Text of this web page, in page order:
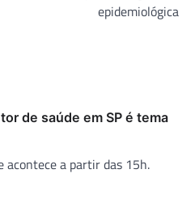
epidemiológica
de saúde em SP é tema
acontece a partir das 15h.